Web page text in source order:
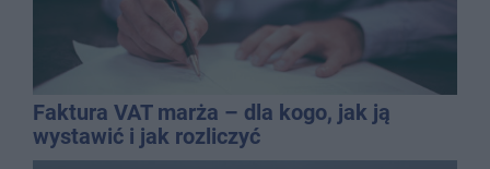
Faktura VAT marża – dla kogo, jak ją
wystawić i jak rozliczyć